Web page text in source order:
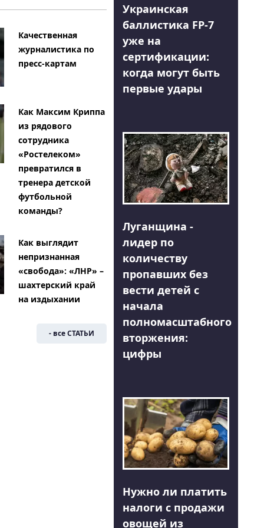
Качественная
журналистика по
пресс-картам
Как Максим Криппа
из рядового
сотрудника
«Ростелеком»
превратился в
тренера детской
футбольной
команды?
Как выглядит
непризнанная
«свобода»: «ЛНР» –
шахтерский край
на издыхании
- все СТАТЬИ
Украинская
баллистика FP-7
уже на
сертификации:
когда могут быть
первые удары
Луганщина -
лидер по
количеству
пропавших без
вести детей с
начала
полномасштабного
вторжения:
цифры
Нужно ли платить
налоги с продажи
овощей из